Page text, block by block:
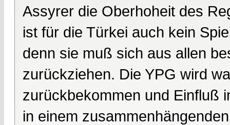
Assyrer die Oberhoheit des
ist für die Türkei auch kein
denn sie muß sich aus allen
zurückziehen. Die YPG wird
zurückbekommen und Einfluß
in einem